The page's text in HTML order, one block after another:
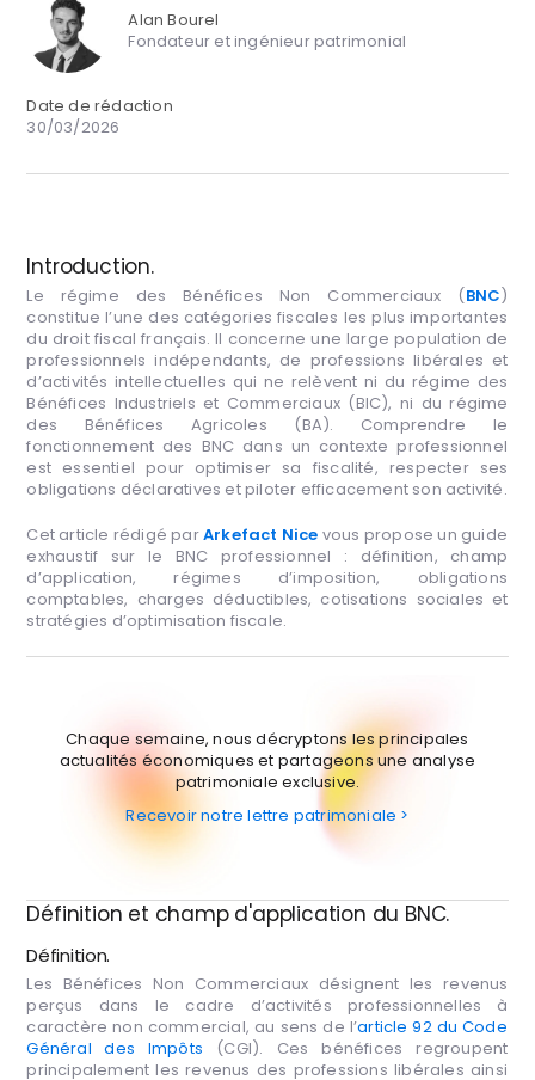
Alan Bourel
Fondateur et ingénieur patrimonial
Date de rédaction
30/03/2026
Introduction.
Le régime des Bénéfices Non Commerciaux (BNC)
constitue l’une des catégories fiscales les plus importantes
du droit fiscal français. Il concerne une large population de
professionnels indépendants, de professions libérales et
d’activités intellectuelles qui ne relèvent ni du régime des
Bénéfices Industriels et Commerciaux (BIC), ni du régime
des Bénéfices Agricoles (BA). Comprendre le
fonctionnement des BNC dans un contexte professionnel
est essentiel pour optimiser sa fiscalité, respecter ses
obligations déclaratives et piloter efficacement son activité.
Cet article rédigé parArkefact Nice vous propose un guide
exhaustif sur le BNC professionnel : définition, champ
d’application, régimes d’imposition, obligations
comptables, charges déductibles, cotisations sociales et
stratégies d’optimisation fiscale.
Chaque semaine, nous décryptons les principales
actualités économiques et partageons une analyse
patrimoniale exclusive.
Recevoir notre lettre patrimoniale >
Définition et champ d'application du BNC.
Définition.
Les Bénéfices Non Commerciaux désignent les revenus
perçus dans le cadre d’activités professionnelles à
caractère non commercial, au sens de l’article 92 du Code
Général des Impôts (CGI). Ces bénéfices regroupent
principalement les revenus des professions libérales ainsi